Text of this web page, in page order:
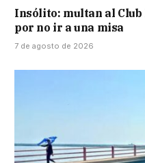
Insólito: multan al Club
por no ir a una misa
7 de agosto de 2026